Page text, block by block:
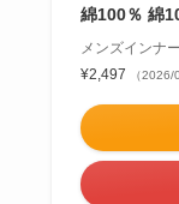
綿100％ 綿
メンズインナ
¥2,497
（